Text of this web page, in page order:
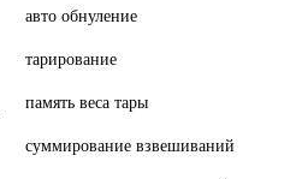
авто обнуление
тарирование
память веса тары
суммирование взвешиваний